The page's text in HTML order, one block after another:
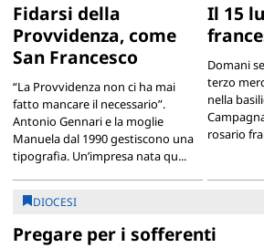
Fidarsi della
Provvidenza, come
San Francesco
“La Provvidenza non ci ha mai
fatto mancare il necessario”.
Antonio Gennari e la moglie
Manuela dal 1990 gestiscono una
tipografia. Un’impresa nata qu...
Il 15
Domani
terzo
nella
rosario
DIOCESI
Pregare per i sofferenti